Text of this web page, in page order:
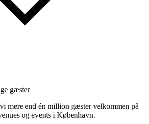
gæster
mere end én million gæster velkommen på
og events i København.